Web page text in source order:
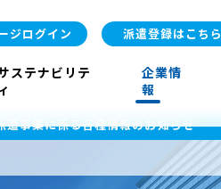
ジログイン 派遣登録はこちら
ステナビリテ
企業情
報
遣事業に係る各種情報のお知らせ